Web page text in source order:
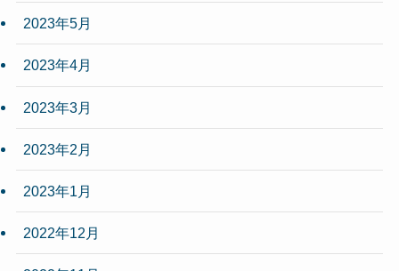
2023年5月
2023年4月
2023年3月
2023年2月
2023年1月
2022年12月